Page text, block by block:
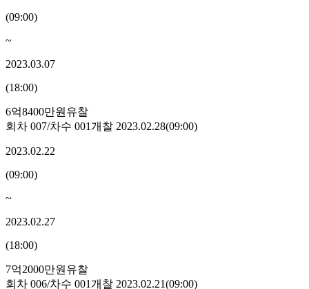
(09:00)
~
2023.03.07
(18:00)
6억8400만원 유찰
회차 007/차수 001개찰 2023.02.28(09:00)
2023.02.22
(09:00)
~
2023.02.27
(18:00)
7억2000만원 유찰
회차 006/차수 001개찰 2023.02.21(09:00)